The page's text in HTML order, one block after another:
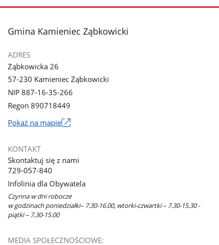
stopka
Gmina Kamieniec Ząbkowicki
ADRES
Ząbkowicka 26
57-230 Kamieniec Ząbkowicki
NIP 887-16-35-266
Regon 890718449
Pokaż na mapieLink
nowym
KONTAKT
Skontaktuj się z nami
729-057-840
Infolinia dla Obywatela
Czynna w dni robocze
w godzinach poniedziałki– 7.30-16.00, wtorki-czwartki – 7.30-15.30 -
piątki – 7.30-15.00
MEDIA SPOŁECZNOŚCIOWE: